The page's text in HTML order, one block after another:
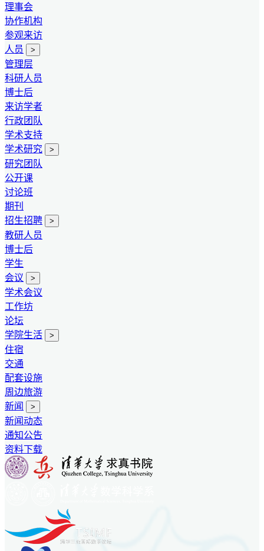
理事会
协作机构
参观来访
人员
>
管理层
科研人员
博士后
来访学者
行政团队
学术支持
学术研究
>
研究团队
公开课
讨论班
期刊
招生招聘
>
教研人员
博士后
学生
会议
>
学术会议
工作坊
论坛
学院生活
>
住宿
交通
配套设施
周边旅游
新闻
>
新闻动态
通知公告
资料下载